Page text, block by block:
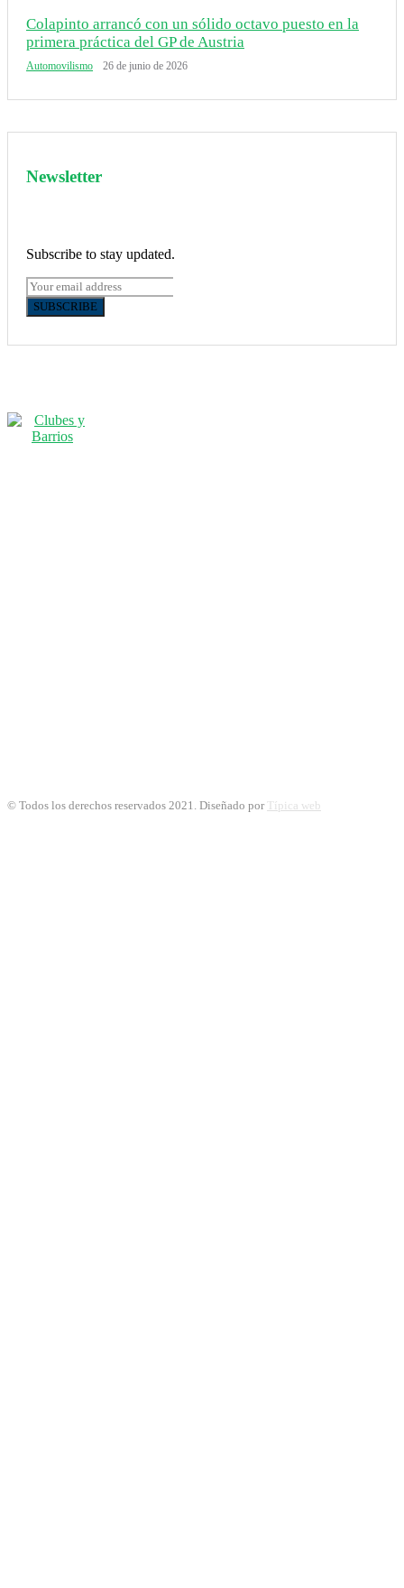
Colapinto arrancó con un sólido octavo puesto en la
primera práctica del GP de Austria
Automovilismo 26 de junio de 2026
Newsletter
Subscribe to stay updated.
SUBSCRIBE
© Todos los derechos reservados 2021. Diseñado por Típica web